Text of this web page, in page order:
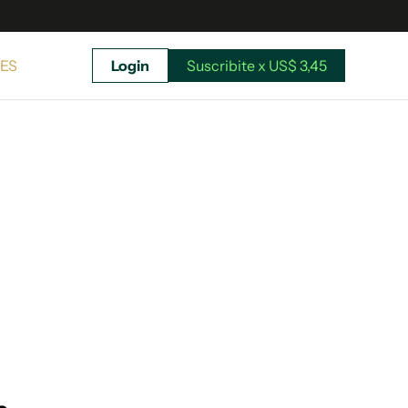
Login Suscribite x US$ 3,45